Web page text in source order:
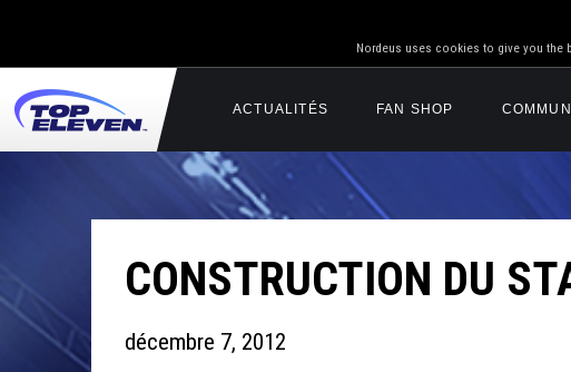
Nordeus uses cookies to give you the
ACTUALITÉS FAN SHOP
CONSTRUCTION DU
décembre 7, 2012